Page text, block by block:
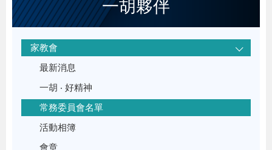
一胡夥伴
家教會
最新消息
一胡 ‧ 好精神
常務委員會名單
活動相簿
會章